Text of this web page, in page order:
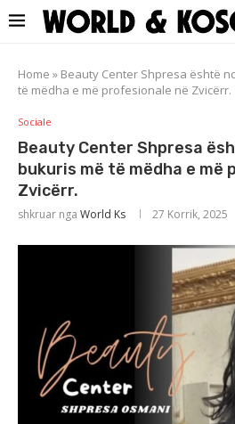
Home » Beauty Center Shpresa është
të mëdha e më profesionale në Zvicërr.
Sociale
Beauty Center Shpresa
bukuris më të mëdha e më
Zvicërr.
shkruar nga World Ks 27 Korrik, 2025